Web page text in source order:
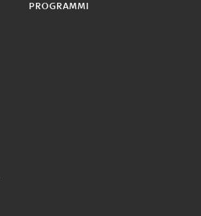
PROGRAMMI